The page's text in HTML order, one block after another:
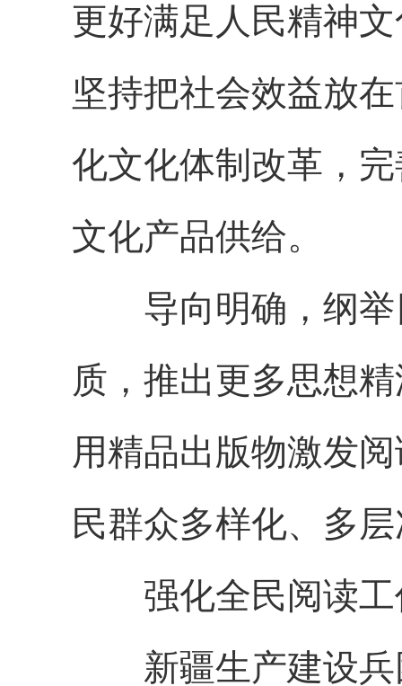
更好满足人民精神
坚持把社会效益放
化文化体制改革，
文化产品供给。
导向明确，纲举
质，推出更多思想
用精品出版物激发
民群众多样化、多
强化全民阅读工
新疆生产建设兵